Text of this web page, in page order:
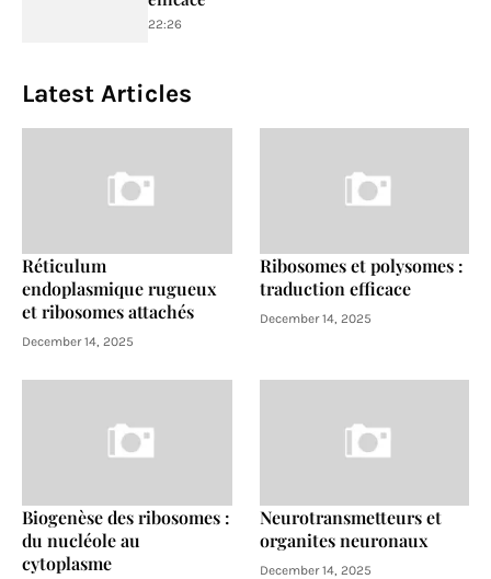
22:26
Latest Articles
Réticulum
endoplasmique rugueux
et ribosomes attachés
December 14, 2025
Ribosomes et polysomes :
traduction efficace
December 14, 2025
Biogenèse des ribosomes :
du nucléole au
cytoplasme
Neurotransmetteurs et
organites neuronaux
December 14, 2025